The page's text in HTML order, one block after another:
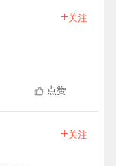
+关注
点赞
+关注